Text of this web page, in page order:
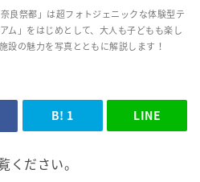
良祭都」は超フォトジェニックな体験型テ
ム」をはじめとして、大人も子どもも楽し
設の魅力を写真とともに解説します！
B! 1 LINE
ください。